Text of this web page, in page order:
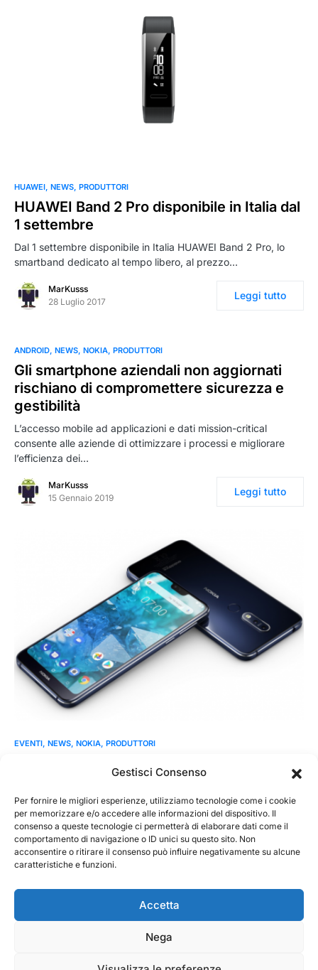
Gestisci Consenso
Per fornire le migliori esperienze, utilizziamo tecnologie come i cookie
per memorizzare e/o accedere alle informazioni del dispositivo. Il
consenso a queste tecnologie ci permetterà di elaborare dati come il
comportamento di navigazione o ID unici su questo sito. Non
acconsentire o ritirare il consenso può influire negativamente su alcune
caratteristiche e funzioni.
Accetta
Nega
HUAWEI NEWS PRODUTTORI
HUAWEI Band 2 Pro disponibile in Italia dal
1 settembre
Dal 1 settembre disponibile in Italia HUAWEI Band 2 Pro, lo
smartband dedicato al tempo libero, al prezzo…
MarKusss
28 Luglio 2017
Leggi tutto
ANDROID NEWS NOKIA PRODUTTORI
Gli smartphone aziendali non aggiornati
rischiano di compromettere sicurezza e
gestibilità
L’accesso mobile ad applicazioni e dati mission-critical
consente alle aziende di ottimizzare i processi e migliorare
l’efficienza dei…
MarKusss
15 Gennaio 2019
Leggi tutto
EVENTI NEWS NOKIA PRODUTTORI
primo smartphone dotato di tecnologia PureDisplay in…
MarKusss
4 Ottobre 2018
Leggi tutto
@ 2026 - Tecnorecensioni